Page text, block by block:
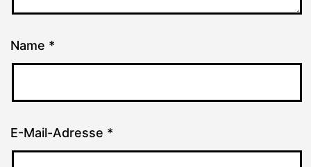
Name *
E-Mail-Adresse *